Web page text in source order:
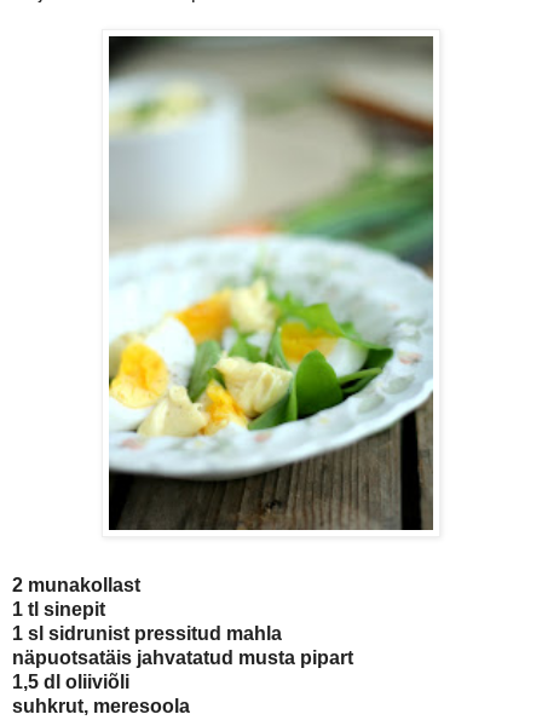
2 munakollast
1 tl sinepit
1 sl sidrunist pressitud mahla
näpuotsatäis jahvatatud musta pipart
1,5 dl oliiviõli
suhkrut, meresoola